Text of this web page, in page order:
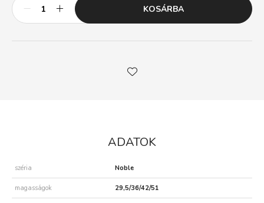
KOSÁRBA
ADATOK
széria Noble
magasságok 29,5/36/42/51